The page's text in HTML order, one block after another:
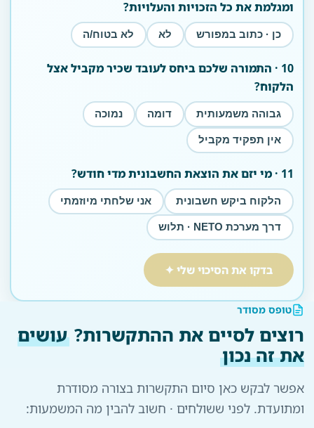
ומגלמת את כל הזכויות והעלויות?
כן · כתוב במפורש לא לא בטוח/ה
10 · התמורה שלכם ביחס לעובד שכיר מקביל אצל
הלקוח?
גבוהה משמעותית דומה נמוכה
אין תפקיד מקביל
11 · מי יזם את הוצאת החשבונית מדי חודש?
הלקוח ביקש חשבונית אני שלחתי מיוזמתי
דרך מערכת NETO · תלוש
בדקו את הסיכוי שלי ✦
טופס מסודר
רוצים לסיים את ההתקשרות? עושים
את זה נכון
אפשר לבקש כאן סיום התקשרות בצורה מסודרת
ומתועדת. לפני ששולחים · חשוב להבין מה המשמעות: